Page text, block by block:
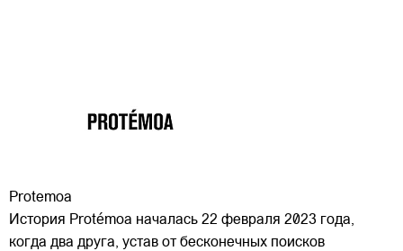
Protemoa
История Protémoa началась 22 февраля 2023 года,
когда два друга, устав от бесконечных поисков